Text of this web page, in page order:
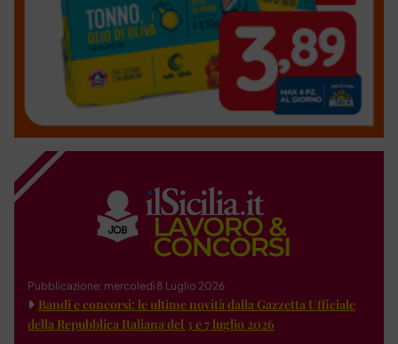
Pubblicazione: mercoledì 8 Luglio 2026
Bandi e concorsi: le ultime novità dalla Gazzetta Ufficiale
della Repubblica Italiana del 3 e 7 luglio 2026